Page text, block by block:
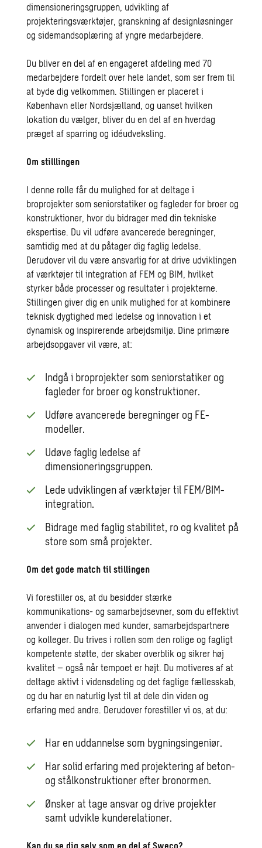
dimensioneringsgruppen, udvikling af
projekteringsværktøjer, granskning af designløsninger
og sidemandsoplæring af yngre medarbejdere.
Du bliver en del af en engageret afdeling med 70
medarbejdere fordelt over hele landet, som ser frem til
at byde dig velkommen. Stillingen er placeret i
København eller Nordsjælland, og uanset hvilken
lokation du vælger, bliver du en del af en hverdag
præget af sparring og idéudveksling.
Om stilllingen
I denne rolle får du mulighed for at deltage i
broprojekter som seniorstatiker og fagleder for broer og
konstruktioner, hvor du bidrager med din tekniske
ekspertise. Du vil udføre avancerede beregninger,
samtidig med at du påtager dig faglig ledelse.
Derudover vil du være ansvarlig for at drive udviklingen
af værktøjer til integration af FEM og BIM, hvilket
styrker både processer og resultater i projekterne.
Stillingen giver dig en unik mulighed for at kombinere
teknisk dygtighed med ledelse og innovation i et
dynamisk og inspirerende arbejdsmiljø. Dine primære
arbejdsopgaver vil være, at:
Indgå i broprojekter som seniorstatiker og
fagleder for broer og konstruktioner.
Udføre avancerede beregninger og FE-
modeller.
Udøve faglig ledelse af
dimensioneringsgruppen.
Lede udviklingen af værktøjer til FEM/BIM-
integration.
Bidrage med faglig stabilitet, ro og kvalitet på
store som små projekter.
Om det gode match til stillingen
Vi forestiller os, at du besidder stærke
kommunikations- og samarbejdsevner, som du effektivt
anvender i dialogen med kunder, samarbejdspartnere
og kolleger. Du trives i rollen som den rolige og fagligt
kompetente støtte, der skaber overblik og sikrer høj
kvalitet – også når tempoet er højt. Du motiveres af at
deltage aktivt i vidensdeling og det faglige fællesskab,
og du har en naturlig lyst til at dele din viden og
erfaring med andre. Derudover forestiller vi os, at du:
Har en uddannelse som bygningsingeniør.
Har solid erfaring med projektering af beton-
og stålkonstruktioner efter bronormen.
Ønsker at tage ansvar og drive projekter
samt udvikle kunderelationer.
Kan du se dig selv som en del af Sweco?